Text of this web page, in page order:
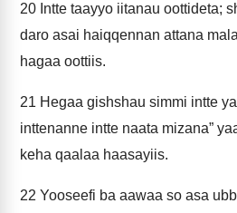
20 Intte taayyo iitanau oottideta;
daro asai haiqqennan attana
hagaa oottiis.
21 Hegaa gishshau simmi intte
inttenanne intte naata mizana”
keha qaalaa haasayiis.
22 Yooseefi ba aawaa so asa